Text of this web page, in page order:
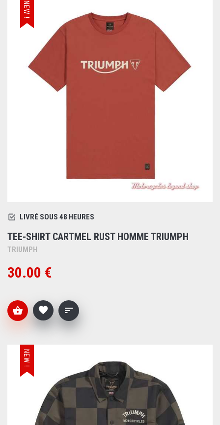
NEW !
LIVRÉ SOUS 48 HEURES
TEE-SHIRT CARTMEL RUST HOMME TRIUMPH
TRIUMPH
30.00 €
NEW !